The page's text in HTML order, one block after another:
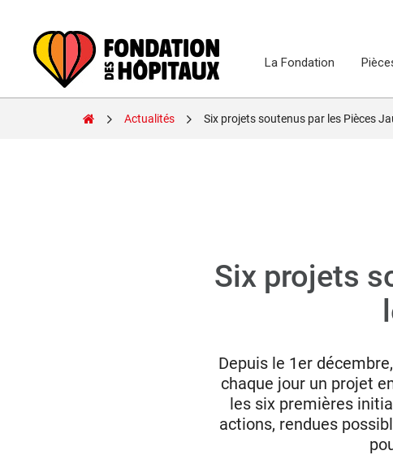
La Fondation
Actualités Six projets soutenus par les Pièces Jaunes
Six projets
Depuis le 1er
chaque jour un projet
les six premières
actions, rendues